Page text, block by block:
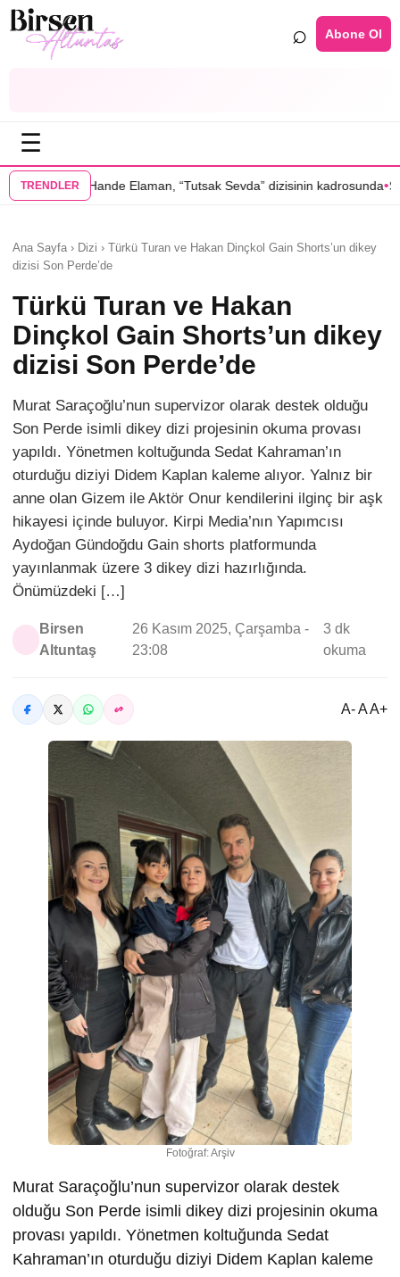
⌕ Abone Ol
☰
TRENDLER
Elaman, “Tutsak Sevda” dizisinin kadrosunda•Serenay Sarıkaya’lı
Ana Sayfa › Dizi › Türkü Turan ve Hakan Dinçkol Gain Shorts’un dikey
dizisi Son Perde’de
Türkü Turan ve Hakan
Dinçkol Gain Shorts’un dikey
dizisi Son Perde’de
Murat Saraçoğlu’nun supervizor olarak destek olduğu
Son Perde isimli dikey dizi projesinin okuma provası
yapıldı. Yönetmen koltuğunda Sedat Kahraman’ın
oturduğu diziyi Didem Kaplan kaleme alıyor. Yalnız bir
anne olan Gizem ile Aktör Onur kendilerini ilginç bir aşk
hikayesi içinde buluyor. Kirpi Media’nın Yapımcısı
Aydoğan Gündoğdu Gain shorts platformunda
yayınlanmak üzere 3 dikey dizi hazırlığında.
Önümüzdeki […]
Birsen
Altuntaş
26 Kasım 2025, Çarşamba -
23:08
3 dk
okuma
A- A A+
Fotoğraf: Arşiv
Murat Saraçoğlu’nun supervizor olarak destek
olduğu Son Perde isimli dikey dizi projesinin okuma
provası yapıldı. Yönetmen koltuğunda Sedat
Kahraman’ın oturduğu diziyi Didem Kaplan kaleme